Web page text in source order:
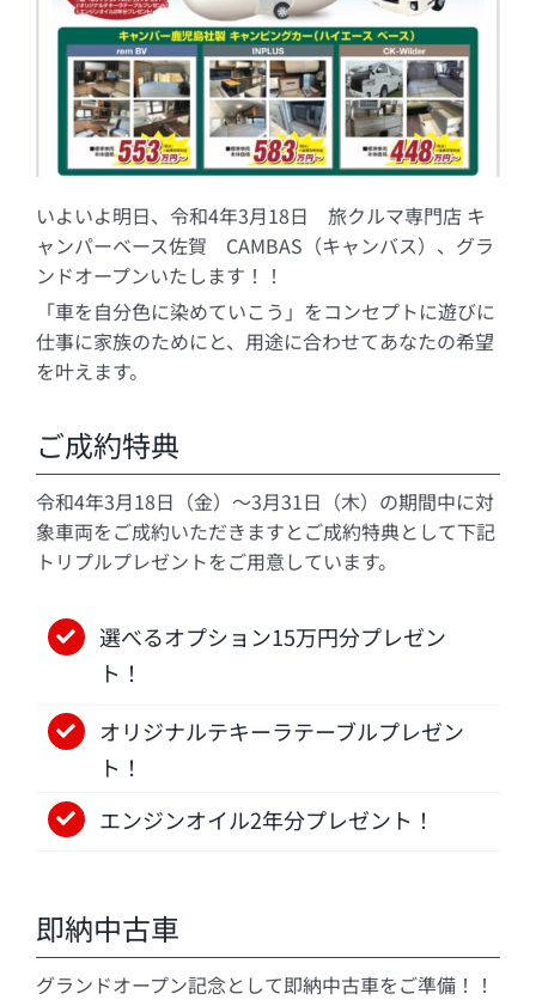
いよいよ明日、令和4年3月18日 旅クルマ専門店 キ
ャンパーベース佐賀 CAMBAS（キャンバス）、グラ
ンドオープンいたします！！
「車を自分色に染めていこう」をコンセプトに遊びに
仕事に家族のためにと、用途に合わせてあなたの希望
を叶えます。
ご成約特典
令和4年3月18日（金）～3月31日（木）の期間中に対
象車両をご成約いただきますとご成約特典として下記
トリプルプレゼントをご用意しています。
選べるオプション15万円分プレゼン
ト！
オリジナルテキーラテーブルプレゼン
ト！
エンジンオイル2年分プレゼント！
即納中古車
グランドオープン記念として即納中古車をご準備！！